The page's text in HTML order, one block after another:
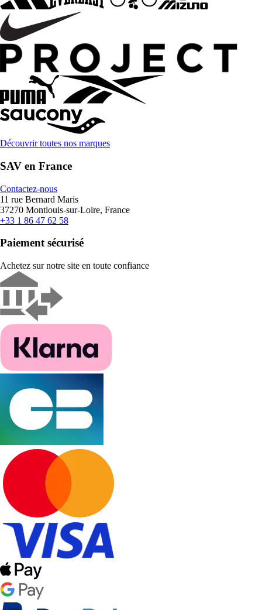
Découvrir toutes nos marques
SAV en France
Contactez-nous
11 rue Bernard Maris
37270 Montlouis-sur-Loire, France
+33 1 86 47 62 58
Paiement sécurisé
Achetez sur notre site en toute confiance